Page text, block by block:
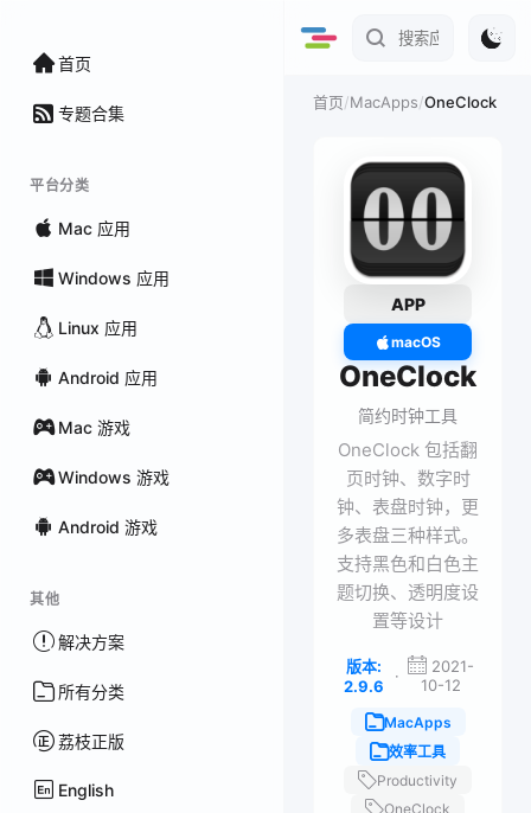
首页
专题合集
平台分类
Mac 应用
Windows 应用
Linux 应用
Android 应用
Mac 游戏
Windows 游戏
Android 游戏
其他
解决方案
所有分类
荔枝正版
English
首页/MacApps/OneClock
APP
macOS
OneClock
简约时钟工具
OneClock 包括翻
页时钟、数字时
钟、表盘时钟，更
多表盘三种样式。
支持黑色和白色主
题切换、透明度设
置等设计
版本:
2.9.6
·
2021-
10-12
MacApps
效率工具
Productivity
OneClock